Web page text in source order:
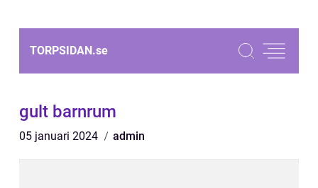
TORPSIDAN.se
gult barnrum
05 januari 2024 admin